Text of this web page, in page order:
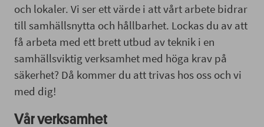
och lokaler. Vi ser ett värde i att vårt arbete bidrar
till samhällsnytta och hållbarhet. Lockas du av att
få arbeta med ett brett utbud av teknik i en
samhällsviktig verksamhet med höga krav på
säkerhet? Då kommer du att trivas hos oss och vi
med dig!
Vår verksamhet